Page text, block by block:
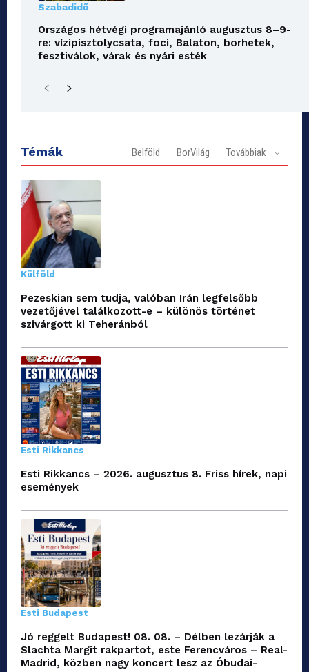
Szabadidő
Országos hétvégi programajánló augusztus 8–9-
re: vízipisztolycsata, foci, Balaton, borhetek,
fesztiválok, várak és nyári esték
Témák Belföld BorVilág Továbbiak
Külföld
Pezeskian sem tudja, valóban Irán legfelsőbb
vezetőjével találkozott-e – különös történet
szivárgott ki Teheránból
Esti Rikkancs
Esti Rikkancs – 2026. augusztus 8. Friss hírek, napi
események
Esti Budapest
Jó reggelt Budapest! 08. 08. – Délben lezárják a
Slachta Margit rakpartot, este Ferencváros – Real-
Madrid, közben nagy koncert lesz az Óbudai-